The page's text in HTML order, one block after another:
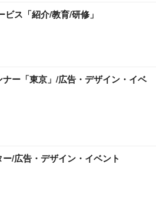
ス「紹介/教育/研修」
ー「東京」/広告・デザイン・イベ
/広告・デザイン・イベント